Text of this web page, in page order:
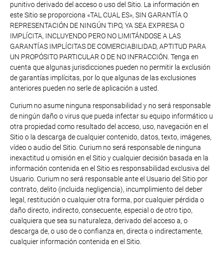
punitivo derivado del acceso o uso del Sitio. La información en
este Sitio se proporciona «TAL CUAL ES», SIN GARANTÍA O
REPRESENTACIÓN DE NINGÚN TIPO, YA SEA EXPRESA O
IMPLÍCITA, INCLUYENDO PERO NO LIMITÁNDOSE A LAS
GARANTÍAS IMPLÍCITAS DE COMERCIABILIDAD, APTITUD PARA
UN PROPÓSITO PARTICULAR O DE NO INFRACCIÓN. Tenga en
cuenta que algunas jurisdicciones pueden no permitir la exclusión
de garantías implícitas, por lo que algunas de las exclusiones
anteriores pueden no serle de aplicación a usted.
Curium no asume ninguna responsabilidad y no será responsable
de ningún daño o virus que pueda infectar su equipo informático u
otra propiedad como resultado del acceso, uso, navegación en el
Sitio o la descarga de cualquier contenido, datos, texto, imágenes,
vídeo o audio del Sitio. Curium no será responsable de ninguna
inexactitud u omisión en el Sitio y cualquier decisión basada en la
información contenida en el Sitio es responsabilidad exclusiva del
Usuario. Curium no será responsable ante el Usuario del Sitio por
contrato, delito (incluida negligencia), incumplimiento del deber
legal, restitución o cualquier otra forma, por cualquier pérdida o
daño directo, indirecto, consecuente, especial o de otro tipo,
cualquiera que sea su naturaleza, derivado del acceso a, o
descarga de, o uso de o confianza en, directa o indirectamente,
cualquier información contenida en el Sitio.